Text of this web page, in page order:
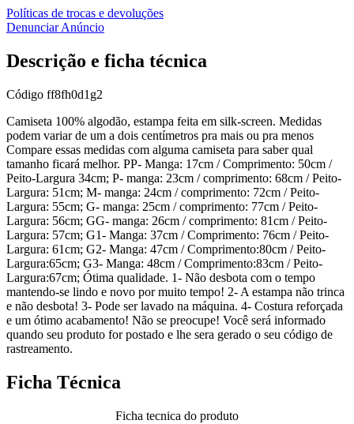
Políticas de trocas e devoluções
Denunciar Anúncio
Descrição e ficha técnica
Código ff8fh0d1g2
Camiseta 100% algodão, estampa feita em silk-screen. Medidas
podem variar de um a dois centímetros pra mais ou pra menos
Compare essas medidas com alguma camiseta para saber qual
tamanho ficará melhor. PP- Manga: 17cm / Comprimento: 50cm /
Peito-Largura 34cm; P- manga: 23cm / comprimento: 68cm / Peito-
Largura: 51cm; M- manga: 24cm / comprimento: 72cm / Peito-
Largura: 55cm; G- manga: 25cm / comprimento: 77cm / Peito-
Largura: 56cm; GG- manga: 26cm / comprimento: 81cm / Peito-
Largura: 57cm; G1- Manga: 37cm / Comprimento: 76cm / Peito-
Largura: 61cm; G2- Manga: 47cm / Comprimento:80cm / Peito-
Largura:65cm; G3- Manga: 48cm / Comprimento:83cm / Peito-
Largura:67cm; Ótima qualidade. 1- Não desbota com o tempo
mantendo-se lindo e novo por muito tempo! 2- A estampa não trinca
e não desbota! 3- Pode ser lavado na máquina. 4- Costura reforçada
e um ótimo acabamento! Não se preocupe! Você será informado
quando seu produto for postado e lhe sera gerado o seu código de
rastreamento.
Ficha Técnica
Ficha tecnica do produto